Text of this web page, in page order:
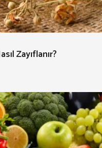
Zayıflanır?